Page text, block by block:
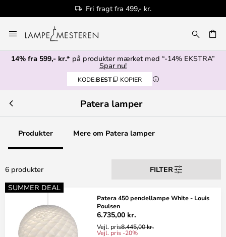
Fri fragt fra 499,- kr.
to
Content
14% fra 599,- kr.* på produkter mærket med “-14% EKSTRA”
Spar nu!
KODE:BEST KOPIER
Patera lamper
Produkter Mere om Patera lamper
6 produkter
FILTER
SUMMER DEAL
Patera 450 pendellampe White - Louis
Poulsen
6.735,00 kr.
Vejl. pris8.445,00 kr.
Vejl. pris -20%